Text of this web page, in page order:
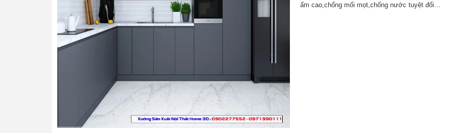
ẩm cao,chống mối mọt,chống nước tuyệt đối…